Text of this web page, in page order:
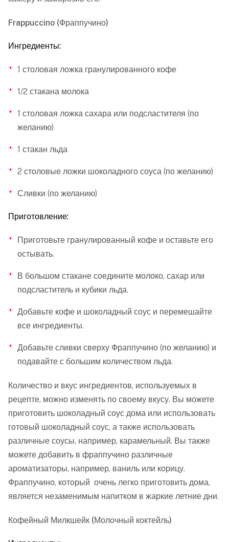
Frappuccino (Фраппучино)
Ингредиенты:
1 столовая ложка гранулированного кофе
1/2 стакана молока
1 столовая ложка сахара или подсластителя (по
желанию)
1 стакан льда
2 столовые ложки шоколадного соуса (по желанию)
Сливки (по желанию)
Приготовление:
Приготовьте гранулированный кофе и оставьте его
остывать.
В большом стакане соедините молоко, сахар или
подсластитель и кубики льда.
Добавьте кофе и шоколадный соус и перемешайте
все ингредиенты.
Добавьте сливки сверху Фраппучино (по желанию) и
подавайте с большим количеством льда.
Количество и вкус ингредиентов, используемых в
рецепте, можно изменять по своему вкусу. Вы можете
приготовить шоколадный соус дома или использовать
готовый шоколадный соус, а также использовать
различные соусы, например, карамельный. Вы также
можете добавить в фраппучино различные
ароматизаторы, например, ваниль или корицу.
Фраппучино, который очень легко приготовить дома,
является незаменимым напитком в жаркие летние дни.
Кофейный Милкшейк (Молочный коктейль)